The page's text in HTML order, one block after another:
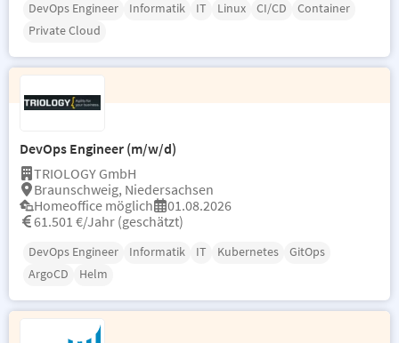
DevOps Engineer Informatik IT Linux CI/CD
Container
Private Cloud
DevOps Engineer (m/w/d)
TRIOLOGY GmbH
Braunschweig, Niedersachsen
Homeoffice möglich
01.08.2026
61.501 €/Jahr (geschätzt)
DevOps Engineer Informatik IT Kubernetes
GitOps
ArgoCD
Helm